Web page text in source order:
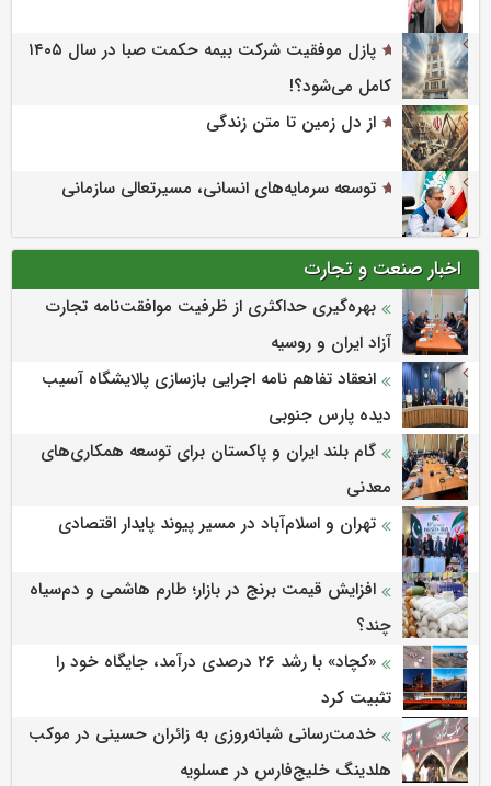
پازل موفقیت شرکت بیمه حکمت صبا در سال ۱۴۰۵
کامل می‌شود؟!
از دل زمین تا متن زندگی
توسعه سرمایه‌های انسانی، مسیرتعالی سازمانی
اخبار صنعت و تجارت
بهره‌گیری حداکثری از ظرفیت موافقت‌نامه تجارت
آزاد ایران و روسیه
انعقاد تفاهم نامه اجرایی بازسازی پالایشگاه آسیب
دیده پارس جنوبی
گام بلند ایران و پاکستان برای توسعه همکاری‌های
معدنی
تهران و اسلام‌آباد در مسیر پیوند پایدار اقتصادی
افزایش قیمت برنج در بازار؛ طارم هاشمی و دم‌سیاه
چند؟
«کچاد» با رشد ۲۶ درصدی درآمد، جایگاه خود را
تثبیت کرد
خدمت‌رسانی شبانه‌روزی به زائران حسینی در موکب
هلدینگ خلیج‌فارس در عسلویه